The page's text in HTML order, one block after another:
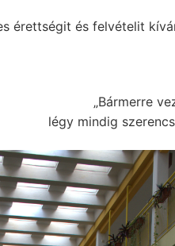
érettségit és felvételit
„Bármerre
légy mindig